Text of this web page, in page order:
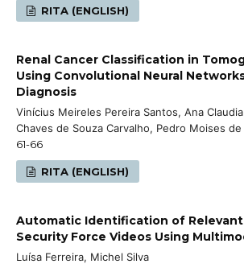
RITA (ENGLISH)
Renal Cancer Classification in
Using Convolutional Neural
Diagnosis
Vinícius Meireles Pereira Santos, Ana
Chaves de Souza Carvalho, Pedro Moises de
61-66
RITA (ENGLISH)
Automatic Identification of
Security Force Videos Using
Luísa Ferreira, Michel Silva